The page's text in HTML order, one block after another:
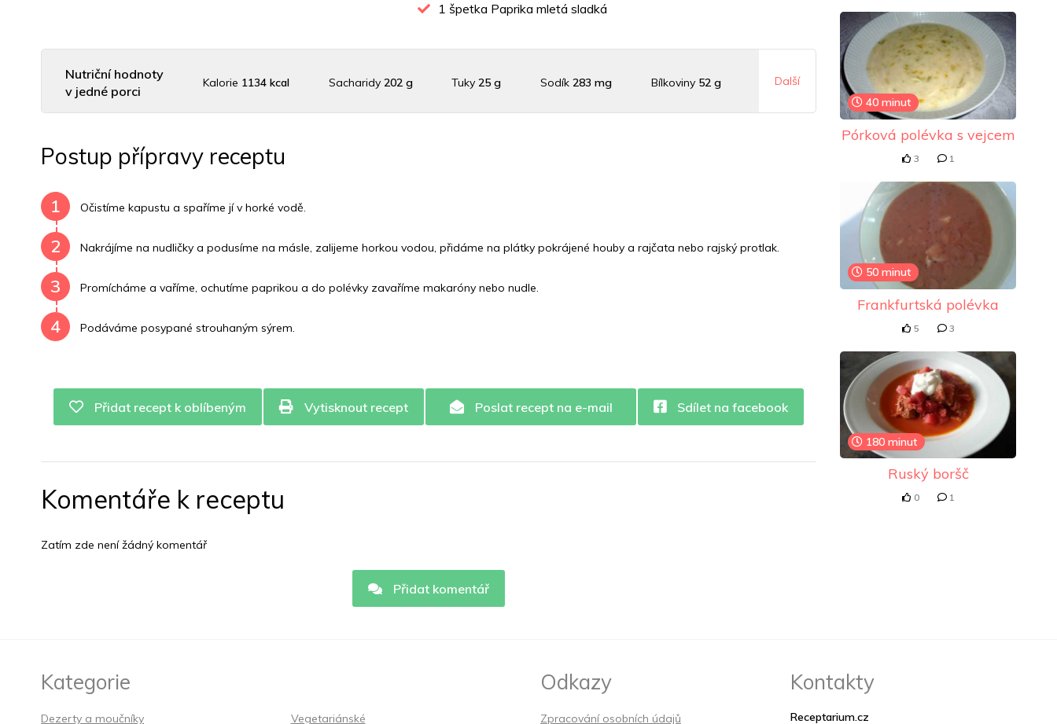
1 špetka Paprika mletá sladká
Nutriční hodnoty
v jedné porci
Kalorie 1134 kcal Sacharidy 202 g Tuky25 g Sodík283 mg Bílkoviny 52 g Další
Postup přípravy receptu
1 Očistíme kapustu a spaříme jí v horké vodě.
2 Nakrájíme na nudličky a podusíme na másle, zalijeme horkou vodou, přidáme na plátky pokrájené houby a rajčata nebo rajský protlak.
3 Promícháme a vaříme, ochutíme paprikou a do polévky zavaříme makaróny nebo nudle.
4 Podáváme posypané strouhaným sýrem.
Přidat recept k oblíbeným Vytisknout recept Poslat recept na e-mail Sdílet na facebook
Komentáře k receptu
Zatím zde není žádný komentář
Přidat komentář
40 minut
Pórková polévka s vejcem
3 1
50 minut
Frankfurtská polévka
5 3
180 minut
Ruský boršč
0 1
Kategorie
Dezerty a moučníky Vegetariánské
Odkazy
Zpracování osobních údajů
Kontakty
Receptarium.cz